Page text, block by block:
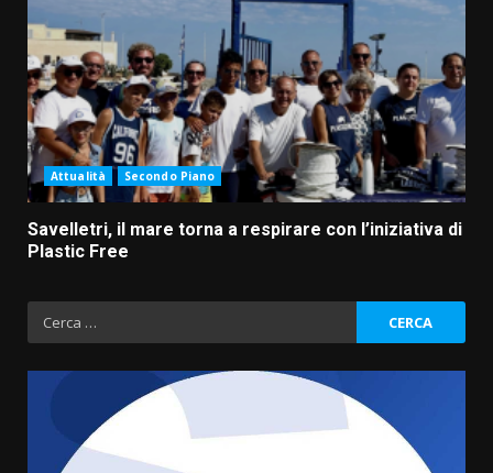
Attualità Secondo Piano
Savelletri, il mare torna a respirare con l’iniziativa di
Plastic Free
Ricerca
per: